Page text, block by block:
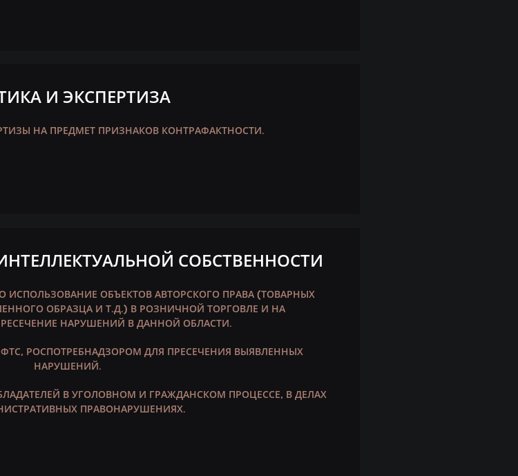
И ЭКСПЕРТИЗА
НА ПРЕДМЕТ ПРИЗНАКОВ КОНТРАФАКТНОСТИ.
СОБСТВЕННОСТИ
ИСПОЛЬЗОВАНИЕ ОБЪЕКТОВ АВТОРСКОГО ПРАВА (ТОВАРНЫХ
ОБРАЗЦА И Т.Д.) В РОЗНИЧНОЙ ТОРГОВЛЕ И НА
НАРУШЕНИЙ В ДАННОЙ ОБЛАСТИ.
РОСПОТРЕБНАДЗОРОМ ДЛЯ ПРЕСЕЧЕНИЯ ВЫЯВЛЕННЫХ
НАРУШЕНИЙ.
В УГОЛОВНОМ И ГРАЖДАНСКОМ ПРОЦЕССЕ, В ДЕЛАХ
ПРАВОНАРУШЕНИЯХ.